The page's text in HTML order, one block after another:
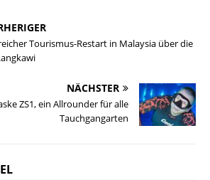
Tourismus-Restart in Malaysia über die
NÄCHSTER
ZS1, ein Allrounder für alle
Tauchgangarten